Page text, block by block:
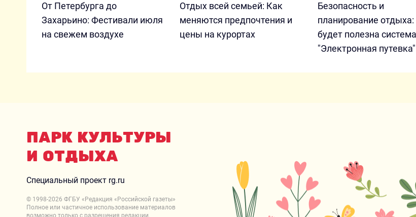
От Петербурга до
Захарьино: Фестивали июля
на свежем воздухе
Отдых всей семьей: Как
меняются предпочтения и
цены на курортах
Безопасность и
планирование
будет полезна система
"Электронная путевка"
ПАРК КУЛЬТУРЫ
И ОТДЫХА
Специальный проект rg.ru
© 1998-2026 ФГБУ «Редакция «Российской газеты»
Полное или частичное использование материалов
возможно только с разрешения редакции.